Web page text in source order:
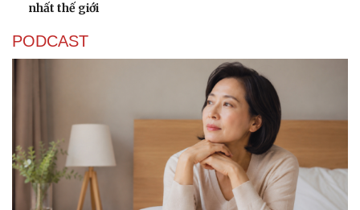
Săn Tour
check-in
Podcast
Câu chuyện thời sự
Đọc truyện đêm khuya
Cửa sổ tình yêu
Kể chuyện cho bé
Hạt giống tâm hồn
nhất thế giới
PODCAST